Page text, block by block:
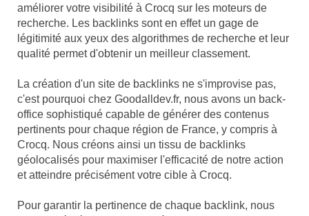
améliorer votre visibilité à Crocq sur les moteurs de
recherche. Les backlinks sont en effet un gage de
légitimité aux yeux des algorithmes de recherche et leur
qualité permet d'obtenir un meilleur classement.
La création d'un site de backlinks ne s'improvise pas,
c'est pourquoi chez Goodalldev.fr, nous avons un back-
office sophistiqué capable de générer des contenus
pertinents pour chaque région de France, y compris à
Crocq. Nous créons ainsi un tissu de backlinks
géolocalisés pour maximiser l'efficacité de notre action
et atteindre précisément votre cible à Crocq.
Pour garantir la pertinence de chaque backlink, nous